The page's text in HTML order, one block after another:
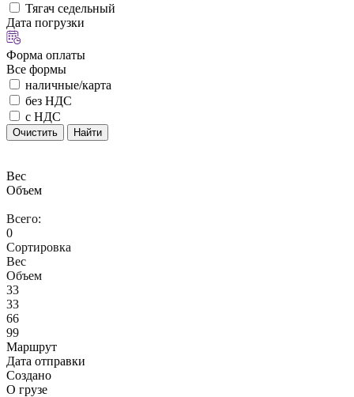
Тягач седельный
Дата погрузки
Форма оплаты
Все формы
наличные/карта
без НДС
с НДС
Очистить Найти
Вес
Объем
Всего:
0
Сортировка
Вес
Объем
33
33
66
99
Маршрут
Дата отправки
Создано
О грузе